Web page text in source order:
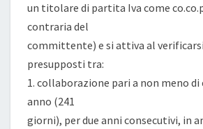
un titolare di partita Iva come
contraria del
committente) e si attiva al
presupposti tra:
1. collaborazione pari a non meno
anno (241
giorni), per due anni consecutivi, in